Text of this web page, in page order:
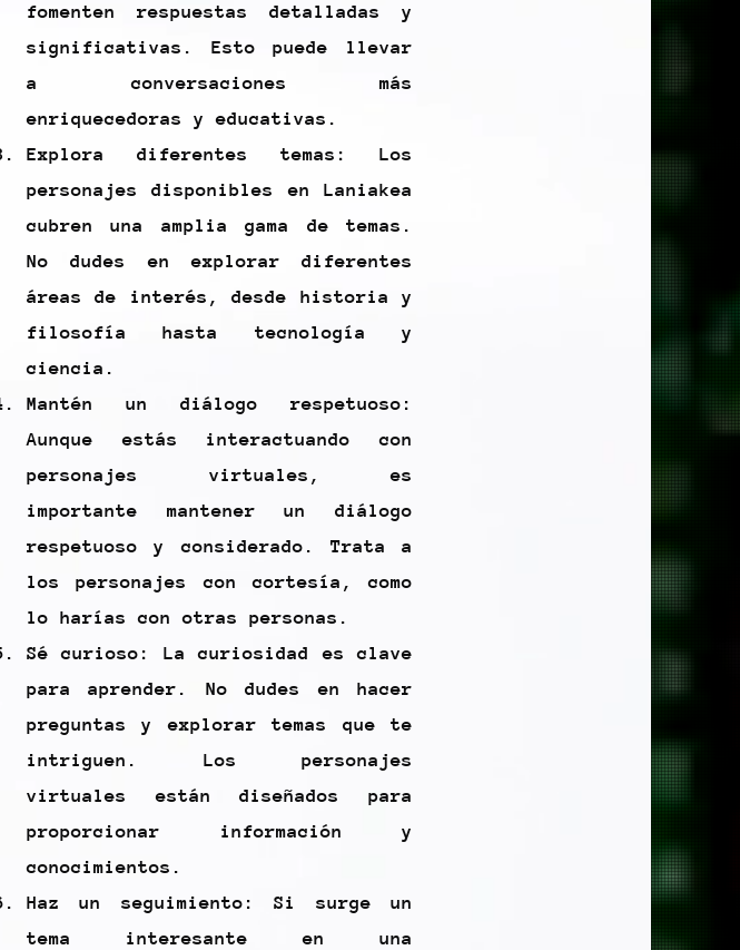
fomenten respuestas detalladas y
significativas. Esto puede llevar
a conversaciones más
enriquecedoras y educativas.
Explora diferentes temas: Los
personajes disponibles en Laniakea
cubren una amplia gama de temas.
No dudes en explorar diferentes
áreas de interés, desde historia y
filosofía hasta tecnología y
ciencia.
Mantén un diálogo respetuoso:
Aunque estás interactuando con
personajes virtuales, es
importante mantener un diálogo
respetuoso y considerado. Trata a
los personajes con cortesía, como
lo harías con otras personas.
Sé curioso: La curiosidad es clave
para aprender. No dudes en hacer
preguntas y explorar temas que te
intriguen. Los personajes
virtuales están diseñados para
proporcionar información y
conocimientos.
Haz un seguimiento: Si surge un
tema interesante en una